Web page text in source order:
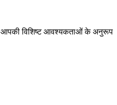
आपकी विशिष्ट आवश्यकताओं के अनुरूप